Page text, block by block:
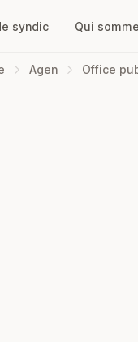
syndic Qui
Agen Office